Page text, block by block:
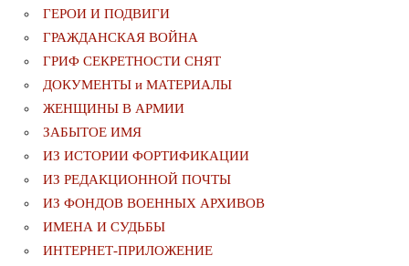
ГЕРОИ И ПОДВИГИ
ГРАЖДАНСКАЯ ВОЙНА
ГРИФ СЕКРЕТНОСТИ СНЯТ
ДОКУМЕНТЫ и МАТЕРИАЛЫ
ЖЕНЩИНЫ В АРМИИ
ЗАБЫТОЕ ИМЯ
ИЗ ИСТОРИИ ФОРТИФИКАЦИИ
ИЗ РЕДАКЦИОННОЙ ПОЧТЫ
ИЗ ФОНДОВ ВОЕННЫХ АРХИВОВ
ИМЕНА И СУДЬБЫ
ИНТЕРНЕТ-ПРИЛОЖЕНИЕ